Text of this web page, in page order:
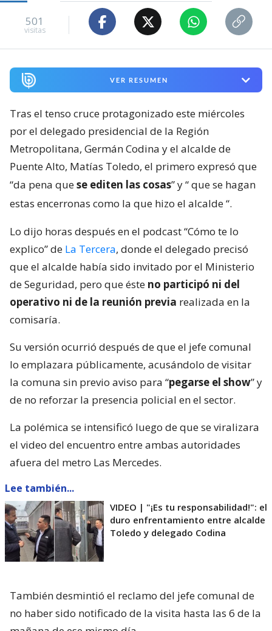
501
visitas
VER RESUMEN
Tras el tenso cruce protagonizado este miércoles
por el delegado presidencial de la Región
Metropolitana, Germán Codina y el alcalde de
Puente Alto, Matías Toledo, el primero expresó que
“da pena quese editen las cosas” y “que se hagan
estas encerronas como la que hizo el alcalde“.
Lo dijo horas después en el podcast “Cómo te lo
explico” de La Tercera, donde el delegado precisó
que el alcalde había sido invitado por el Ministerio
de Seguridad, pero que éste no participó ni del
operativo ni de la reunión previa realizada en la
comisaría.
Su versión ocurrió después de que el jefe comunal
lo emplazara públicamente, acusándolo de visitar
la comuna sin previo aviso para “pegarse el show” y
de no reforzar la presencia policial en el sector.
La polémica se intensificó luego de que se viralizara
el video del encuentro entre ambas autoridades
afuera del metro Las Mercedes.
Lee también...
VIDEO | "¡Es tu responsabilidad!": el
duro enfrentamiento entre alcalde
Toledo y delegado Codina
También desmintió el reclamo del jefe comunal de
no haber sido notificado de la visita hasta las 6 de la